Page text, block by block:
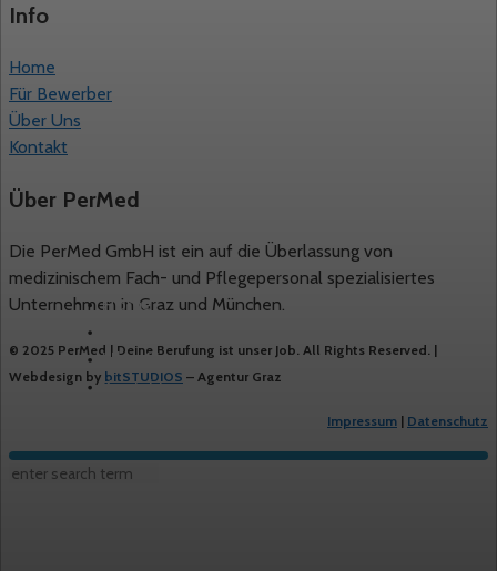
Info
Home
Für Bewerber
Über Uns
Kontakt
Über PerMed
Die PerMed GmbH ist ein auf die Überlassung von
medizinischem Fach- und Pflegepersonal spezialisiertes
Unternehmen in Graz und München.
© 2025 PerMed | Deine Berufung ist unser Job. All Rights Reserved. |
Webdesign by bitSTUDIOS – Agentur Graz
Impressum | Datenschutz
Home
Über Uns
Kontakt